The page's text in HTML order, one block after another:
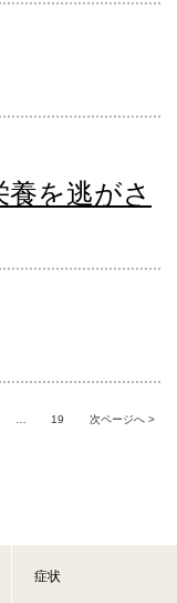
を逃がさ
19 次ページへ >
症状